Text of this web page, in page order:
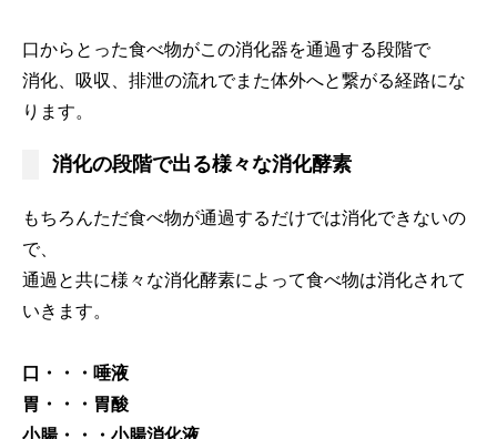
口からとった食べ物がこの消化器を通過する段階で
消化、吸収、排泄の流れでまた体外へと繋がる経路にな
ります。
消化の段階で出る様々な消化酵素
もちろんただ食べ物が通過するだけでは消化できないの
で、
通過と共に様々な消化酵素によって食べ物は消化されて
いきます。
口・・・唾液
胃・・・胃酸